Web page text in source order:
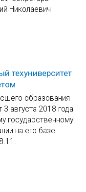
Николаевич
техуниверситет
образования
августа 2018 года
государственному
на его базе